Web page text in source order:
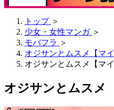
トップ ＞
少女・女性マンガ ＞
モバフラ ＞
オジサンとムスメ【マイ
オジサンとムスメ【マ
オジサンとムスメ